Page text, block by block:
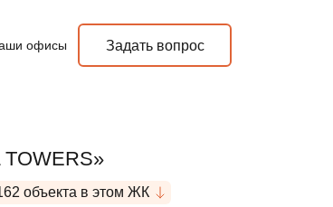
офисы Задать вопрос
объекта в этом ЖК